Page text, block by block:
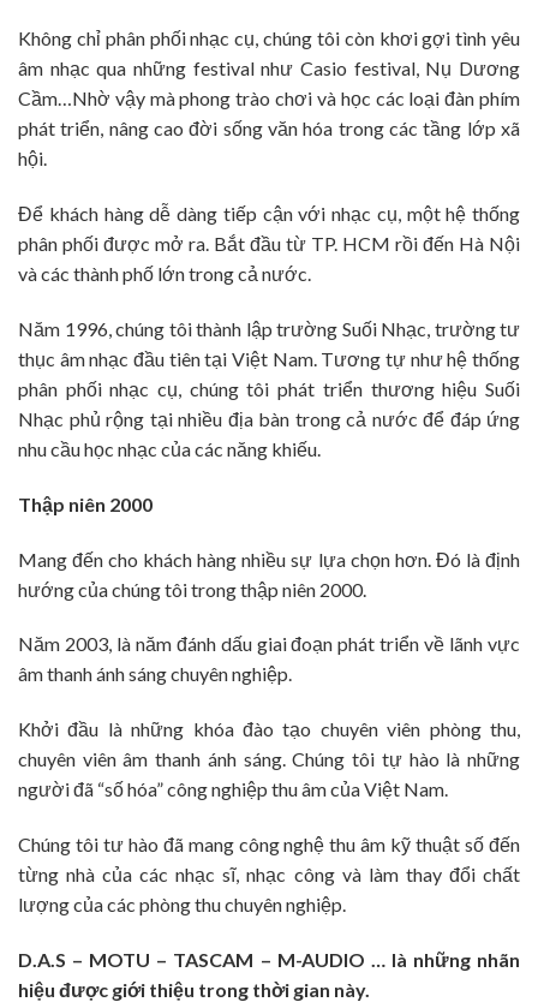
Không chỉ phân phối nhạc cụ, chúng tôi còn khơi gợi tình yêu
âm nhạc qua những festival như Casio festival, Nụ Dương
Cầm…Nhờ vậy mà phong trào chơi và học các loại đàn phím
phát triển, nâng cao đời sống văn hóa trong các tầng lớp xã
hội.
Để khách hàng dễ dàng tiếp cận với nhạc cụ, một hệ thống
phân phối được mở ra. Bắt đầu từ TP. HCM rồi đến Hà Nội
và các thành phố lớn trong cả nước.
Năm 1996, chúng tôi thành lập trường Suối Nhạc, trường tư
thục âm nhạc đầu tiên tại Việt Nam. Tương tự như hệ thống
phân phối nhạc cụ, chúng tôi phát triển thương hiệu Suối
Nhạc phủ rộng tại nhiều địa bàn trong cả nước để đáp ứng
nhu cầu học nhạc của các năng khiếu.
Thập niên 2000
Mang đến cho khách hàng nhiều sự lựa chọn hơn. Đó là định
hướng của chúng tôi trong thập niên 2000.
Năm 2003, là năm đánh dấu giai đoạn phát triển về lãnh vực
âm thanh ánh sáng chuyên nghiệp.
Khởi đầu là những khóa đào tạo chuyên viên phòng thu,
chuyên viên âm thanh ánh sáng. Chúng tôi tự hào là những
người đã “số hóa” công nghiệp thu âm của Việt Nam.
Chúng tôi tư hào đã mang công nghệ thu âm kỹ thuật số đến
từng nhà của các nhạc sĩ, nhạc công và làm thay đổi chất
lượng của các phòng thu chuyên nghiệp.
D.A.S – MOTU – TASCAM – M-AUDIO … là những nhãn
hiệu được giới thiệu trong thời gian này.